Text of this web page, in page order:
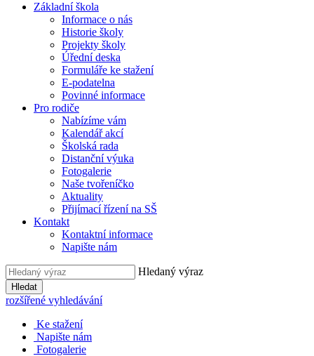
Základní škola
Informace o nás
Historie školy
Projekty školy
Úřední deska
Formuláře ke stažení
E-podatelna
Povinné informace
Pro rodiče
Nabízíme vám
Kalendář akcí
Školská rada
Distanční výuka
Fotogalerie
Naše tvořeníčko
Aktuality
Přijímací řízení na SŠ
Kontakt
Kontaktní informace
Napište nám
Hledaný výraz
Hledat
rozšířené vyhledávání
Ke stažení
Napište nám
Fotogalerie